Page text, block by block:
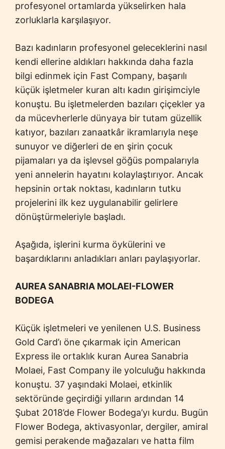
profesyonel ortamlarda yükselirken hala
zorluklarla karşılaşıyor.
Bazı kadınların profesyonel geleceklerini nasıl
kendi ellerine aldıkları hakkında daha fazla
bilgi edinmek için Fast Company, başarılı
küçük işletmeler kuran altı kadın girişimciyle
konuştu. Bu işletmelerden bazıları çiçekler ya
da mücevherlerle dünyaya bir tutam güzellik
katıyor, bazıları zanaatkâr ikramlarıyla neşe
sunuyor ve diğerleri de en şirin çocuk
pijamaları ya da işlevsel göğüs pompalarıyla
yeni annelerin hayatını kolaylaştırıyor. Ancak
hepsinin ortak noktası, kadınların tutku
projelerini ilk kez uygulanabilir gelirlere
dönüştürmeleriyle başladı.
Aşağıda, işlerini kurma öykülerini ve
başardıklarını anladıkları anları paylaşıyorlar.
AUREA SANABRIA MOLAEI-FLOWER
BODEGA
Küçük işletmeleri ve yenilenen U.S. Business
Gold Card’ı öne çıkarmak için American
Express ile ortaklık kuran Aurea Sanabria
Molaei, Fast Company ile yolculuğu hakkında
konuştu. 37 yaşındaki Molaei, etkinlik
sektöründe geçirdiği yılların ardından 14
Şubat 2018’de Flower Bodega’yı kurdu. Bugün
Flower Bodega, aktivasyonlar, dergiler, amiral
gemisi perakende mağazaları ve hatta film